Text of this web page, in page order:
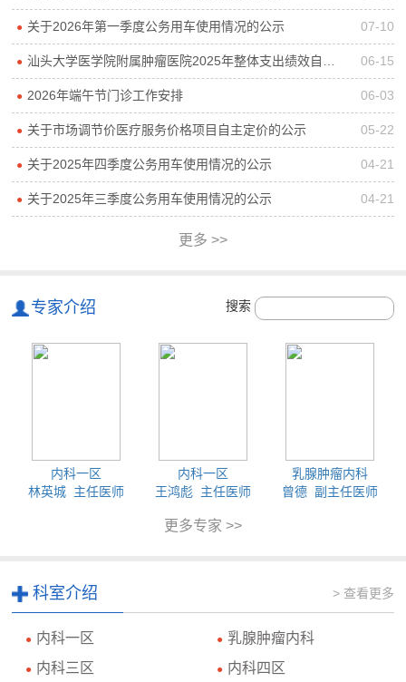
● 关于2026年第一季度公务用车使用情况的公示 07-10
● 汕头大学医学院附属肿瘤医院2025年整体支出绩效自评报告 06-15
● 2026年端午节门诊工作安排 06-03
● 关于市场调节价医疗服务价格项目自主定价的公示 05-22
● 关于2025年四季度公务用车使用情况的公示 04-21
● 关于2025年三季度公务用车使用情况的公示 04-21
更多 >>
专家介绍 搜索
内科一区
林英城 主任医师
内科一区
王鸿彪 主任医师
乳腺肿瘤内科
曾德 副主任医师
更多专家 >>
科室介绍 > 查看更多
● 内科一区 ● 乳腺肿瘤内科
● 内科三区 ● 内科四区